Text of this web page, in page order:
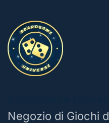
Negozio di Giochi